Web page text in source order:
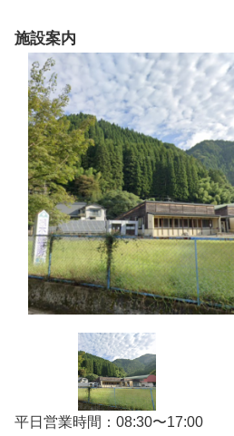
施設案内
平日営業時間：08:30〜17:00